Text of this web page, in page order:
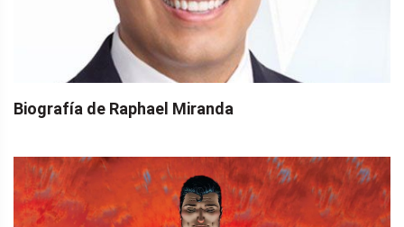
Biografía de Raphael Miranda